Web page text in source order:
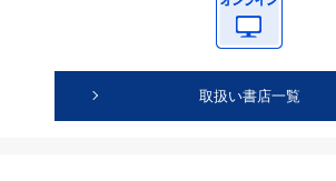
取扱い書店一覧